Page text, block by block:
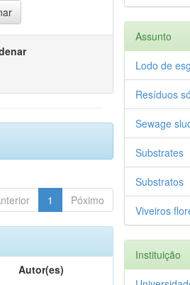
1 Póximo
Autor(es)
Assunto
Lodo de
Resíduos
Sewage
Substrates
Substratos
Viveiros
Instituição